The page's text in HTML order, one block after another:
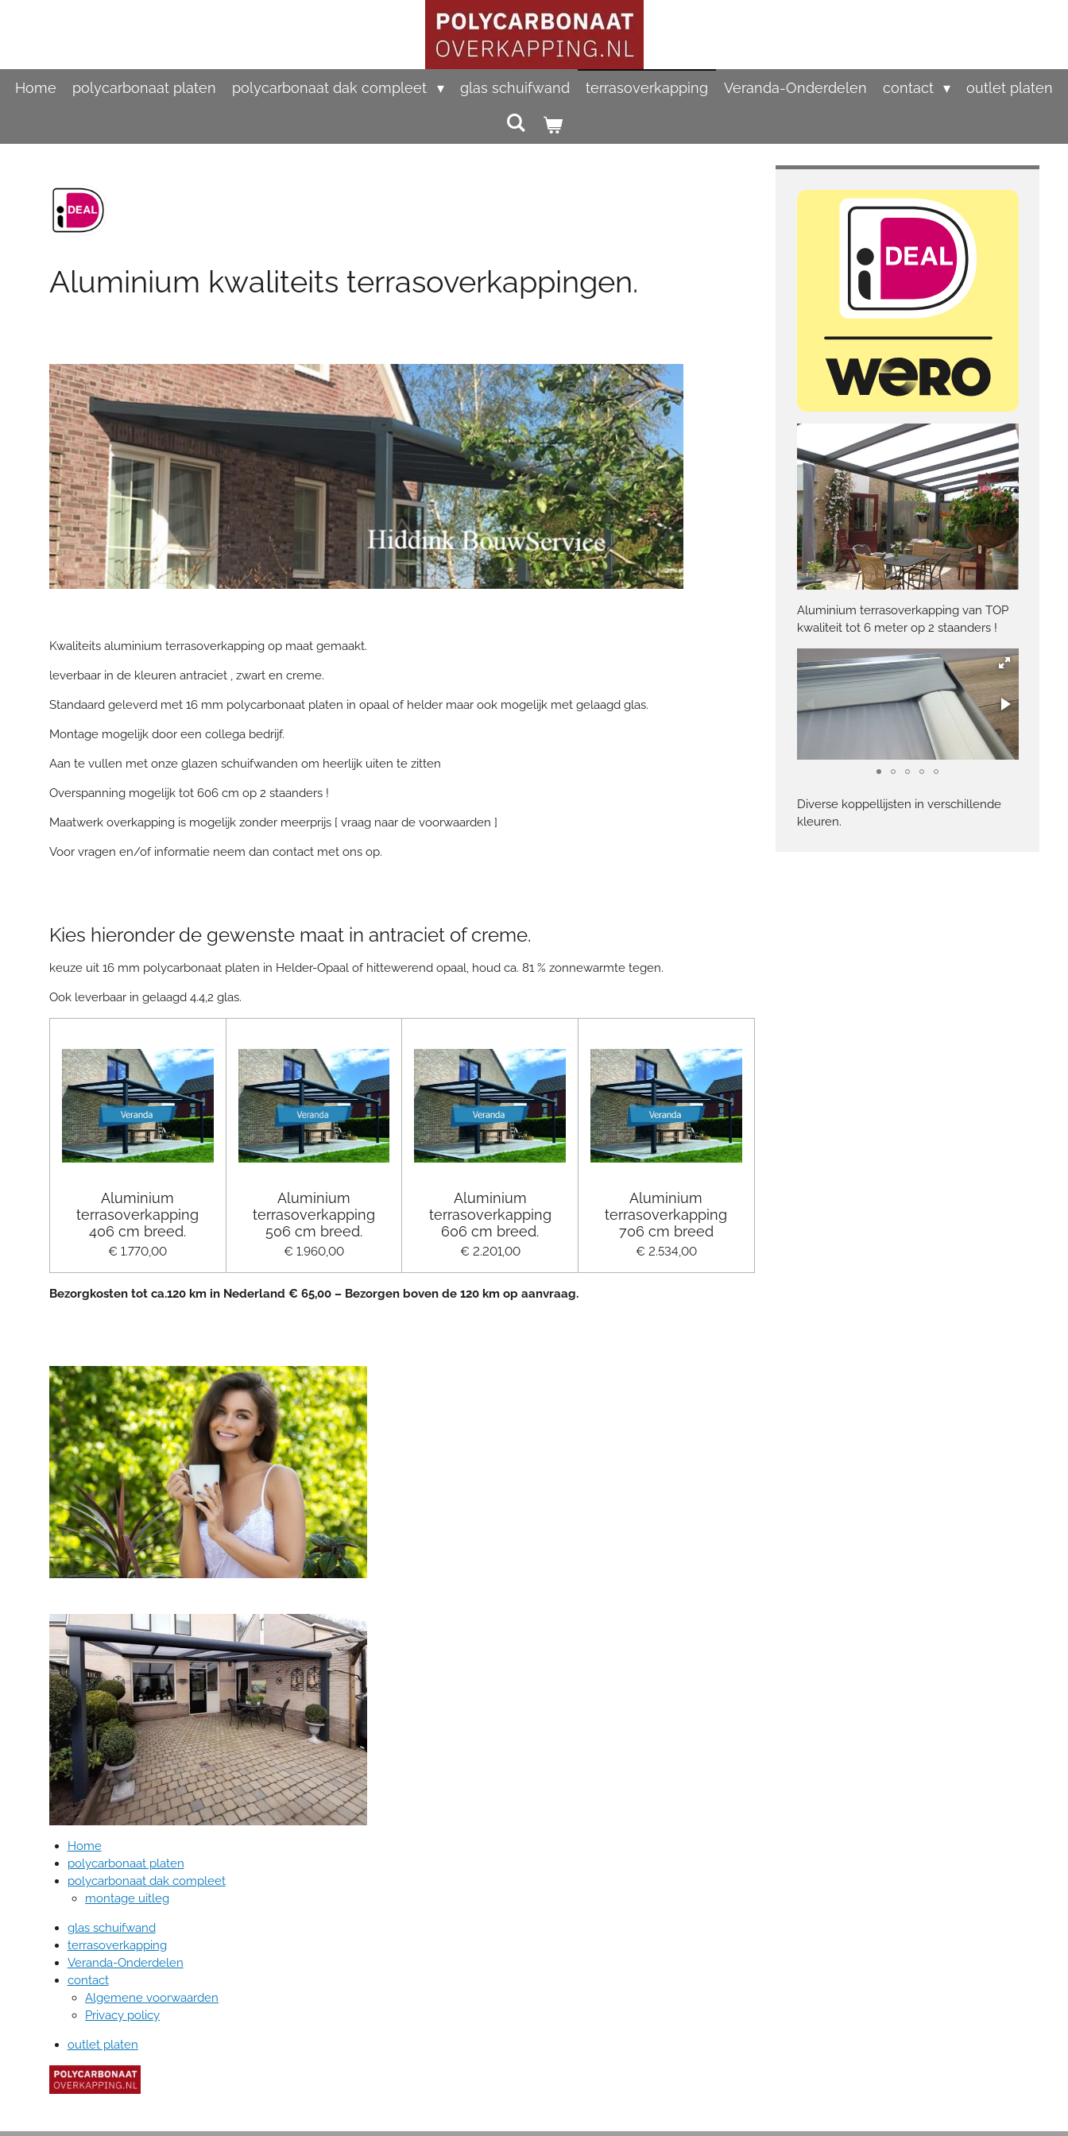
de
hoofdinhoud
Home polycarbonaat platen polycarbonaat dak compleet glas schuifwand terrasoverkapping Veranda-Onderdelen contact outlet platen
Aluminium kwaliteits terrasoverkappingen.
Kwaliteits aluminium terrasoverkapping op maat gemaakt.
leverbaar in de kleuren antraciet , zwart en creme.
Standaard geleverd met 16 mm polycarbonaat platen in opaal of helder maar ook mogelijk met gelaagd glas.
Montage mogelijk door een collega bedrijf.
Aan te vullen met onze glazen schuifwanden om heerlijk uiten te zitten
Overspanning mogelijk tot 606 cm op 2 staanders !
Maatwerk overkapping is mogelijk zonder meerprijs [ vraag naar de voorwaarden ]
Voor vragen en/of informatie neem dan contact met ons op.
Kies hieronder de gewenste maat in antraciet of creme.
keuze uit 16 mm polycarbonaat platen in Helder-Opaal of hittewerend opaal, houd ca. 81 % zonnewarmte tegen.
Ook leverbaar in gelaagd 4.4,2 glas.
Aluminium
terrasoverkapping
406 cm breed.
€ 1.770,00
Aluminium
terrasoverkapping
506 cm breed.
€ 1.960,00
Aluminium
terrasoverkapping
606 cm breed.
€ 2.201,00
Aluminium
terrasoverkapping
706 cm breed
€ 2.534,00
Bezorgkosten tot ca.120 km in Nederland € 65,00 – Bezorgen boven de 120 km op aanvraag.
Home
polycarbonaat platen
polycarbonaat dak compleet
montage uitleg
glas schuifwand
terrasoverkapping
Veranda-Onderdelen
contact
Algemene voorwaarden
Privacy policy
outlet platen
Aluminium terrasoverkapping van TOP
kwaliteit tot 6 meter op 2 staanders !
Diverse koppellijsten in verschillende
kleuren.